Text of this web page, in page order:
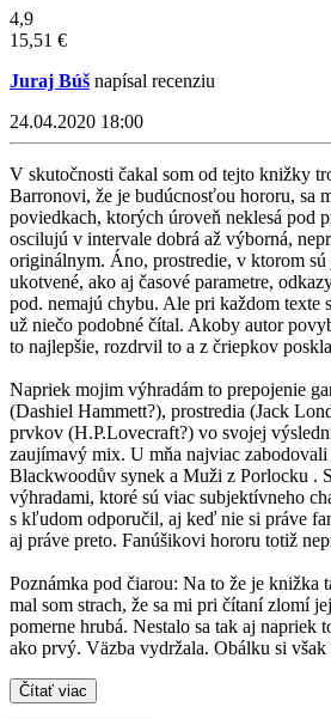
4,9
15,51 €
Juraj Búš napísal recenziu
24.04.2020 18:00
V skutočnosti čakal som od tejto knižky
Barronovi, že je budúcnosťou hororu, sa
poviedkach, ktorých úroveň neklesá pod
oscilujú v intervale dobrá až výborná,
originálnym. Áno, prostredie, v ktorom
ukotvené, ako aj časové parametre,
pod. nemajú chybu. Ale pri každom texte
už niečo podobné čítal. Akoby autor
to najlepšie, rozdrvil to a z čriepkov
Napriek mojim výhradám to prepojenie
(Dashiel Hammett?), prostredia (Jack
prvkov (H.P.Lovecraft?) vo svojej
zaujímavý mix. U mňa najviac
Blackwoodův synek a Muži z Porlocku .
výhradami, ktoré sú viac subjektívneho
s kľudom odporučil, aj keď nie si práve
aj práve preto. Fanúšikovi hororu totiž
Poznámka pod čiarou: Na to že je knižka
mal som strach, že sa mi pri čítaní zlomí
pomerne hrubá. Nestalo sa tak aj napriek
ako prvý. Väzba vydržala. Obálku si však
Čítať viac